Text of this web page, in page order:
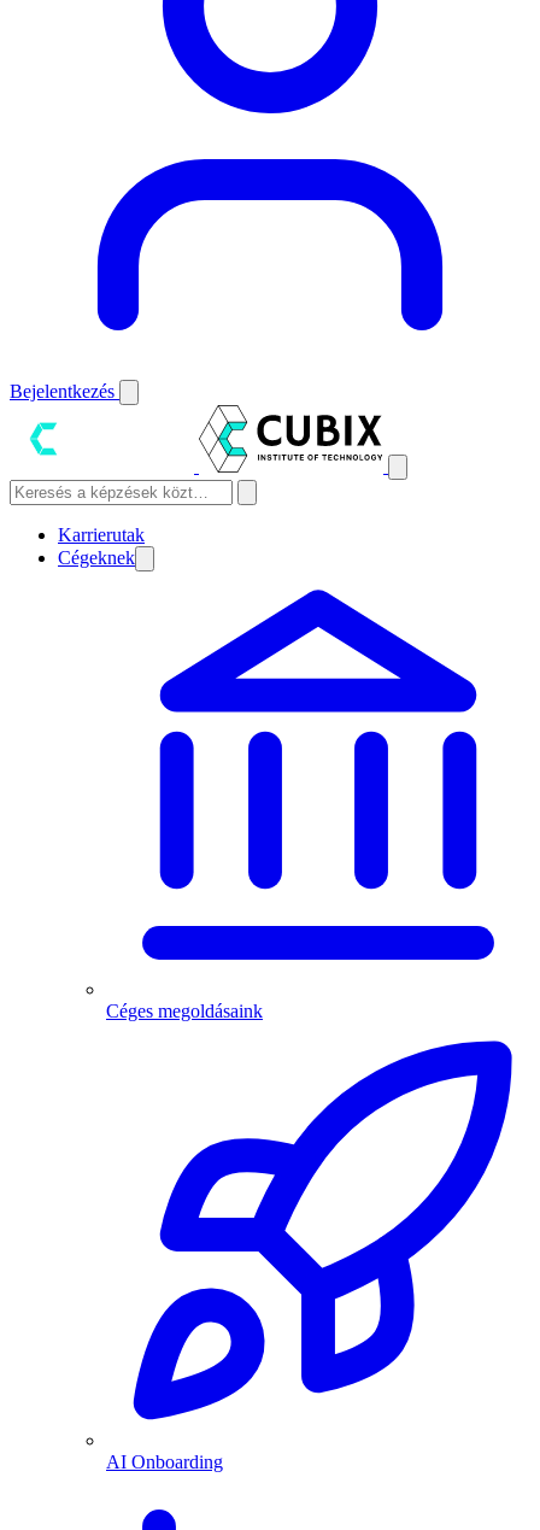
Bejelentkezés
Karrierutak
Cégeknek
Céges megoldásaink
AI Onboarding